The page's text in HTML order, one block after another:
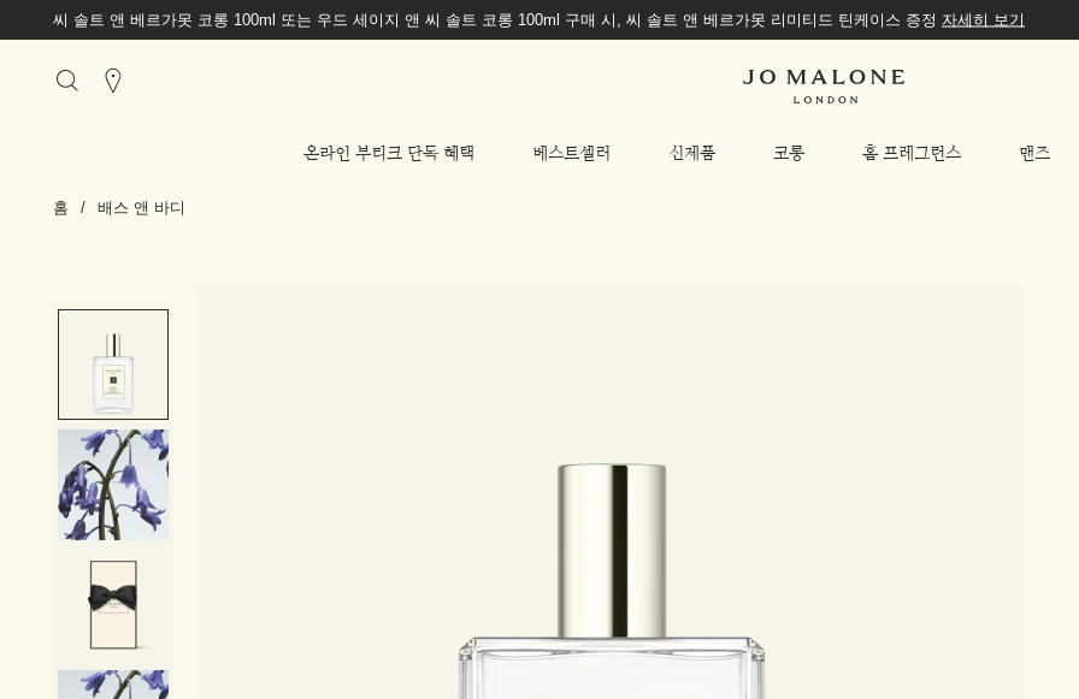
씨 솔트 앤 베르가못 코롱 100ml 또는 우드 세이지 앤 씨 솔트 코롱 100ml 구매 시, 씨 솔트 앤 베르가못 리미티드 틴케이스 증정 자세히 보기
온라인 부티크 단독 혜택 베스트셀러 신제품 코롱 홈 프레그런스 맨즈
Stores
홈 / 배스 앤 바디